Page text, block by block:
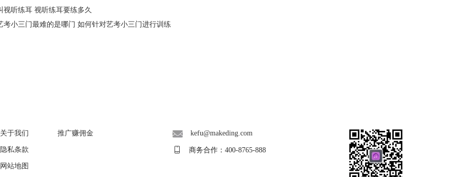
视听练耳 视听练耳要练多久
考小三门最难的是哪门 如何针对艺考小三门进行训练
关于我们
隐私条款
网站地图
推广赚佣金 kefu@makeding.com
商务合作：400-8765-888